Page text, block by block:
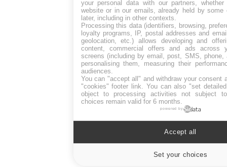
your personal data with our partners,
website or in our emails, already held by some
later, including in other contexts.
Processing this data (identifiers, browsing,
loyalty programs, IP, postal addresses and
geolocation, etc.) allows developing and
content, commercial offers and ads across
screens (including by email, post, SMS, phone,
personalising them, measuring their
audiences.
You can "accept all" and withdraw your consent
"cookies" footer link . You can also "set
object to processing activities not subject
choices remain valid for 6 months.
powered by
Set your choices
Accept all